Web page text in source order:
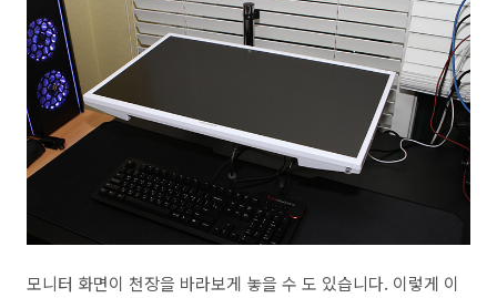
모니터 화면이 천장을 바라보게 놓을 수 도 있습니다. 이렇게 이